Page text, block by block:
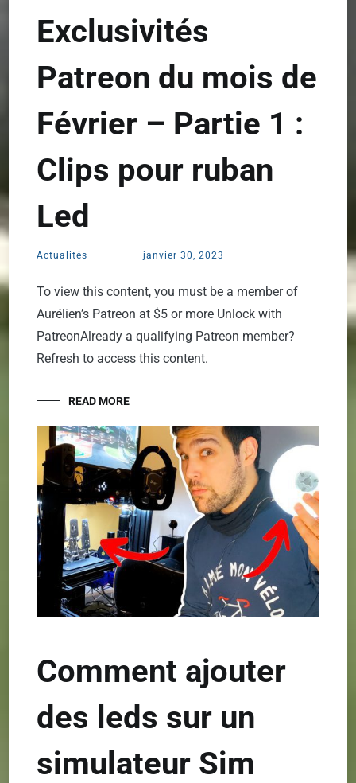
Exclusivités
Patreon du mois de
Février – Partie 1 :
Clips pour ruban
Led
Actualités janvier 30, 2023
To view this content, you must be a member of
Aurélien’s Patreon at $5 or more Unlock with
PatreonAlready a qualifying Patreon member?
Refresh to access this content.
READ MORE
Comment ajouter
des leds sur un
simulateur Sim